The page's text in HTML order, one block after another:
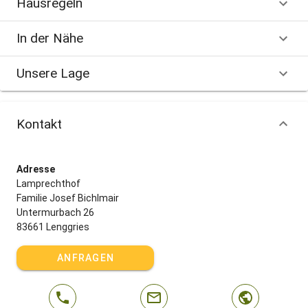
In der Nähe
Unsere Lage
Kontakt
Adresse
Lamprechthof
Familie Josef Bichlmair
Untermurbach 26
83661 Lenggries
ANFRAGEN